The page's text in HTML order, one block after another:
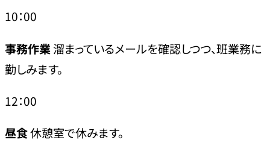
10：00
事務作業溜まっているメールを確認しつつ、班業務に
勤しみます。
12：00
昼食休憩室で休みます。